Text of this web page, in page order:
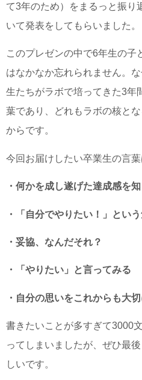
て3年のため）をまるっと振り
いて発表をしてもらいました。
このプレゼンの中で6年生の子
はなかなか忘れられません。
生たちがラボで培ってきた3年
葉であり、どれもラボの核と
からです。
今回お届けしたい卒業生の言葉
・何かを成し遂げた達成感を
・「自分でやりたい！」とい
・妥協、なんだそれ？
・「やりたい」と言ってみる
・自分の思いをこれからも大
書きたいことが多すぎて3000
ってしまいましたが、ぜひ最
しいです。